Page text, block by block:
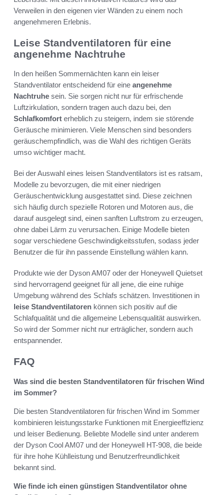
Verweilen in den eigenen vier Wänden zu einem noch
angenehmeren Erlebnis.
Leise Standventilatoren für eine
angenehme Nachtruhe
In den heißen Sommernächten kann ein leiser
Standventilator entscheidend für eine angenehme
Nachtruhe sein. Sie sorgen nicht nur für erfrischende
Luftzirkulation, sondern tragen auch dazu bei, den
Schlafkomfort erheblich zu steigern, indem sie störende
Geräusche minimieren. Viele Menschen sind besonders
geräuschempfindlich, was die Wahl des richtigen Geräts
umso wichtiger macht.
Bei der Auswahl eines leisen Standventilators ist es ratsam,
Modelle zu bevorzugen, die mit einer niedrigen
Geräuschentwicklung ausgestattet sind. Diese zeichnen
sich häufig durch spezielle Rotoren und Motoren aus, die
darauf ausgelegt sind, einen sanften Luftstrom zu erzeugen,
ohne dabei Lärm zu verursachen. Einige Modelle bieten
sogar verschiedene Geschwindigkeitsstufen, sodass jeder
Benutzer die für ihn passende Einstellung wählen kann.
Produkte wie der Dyson AM07 oder der Honeywell Quietset
sind hervorragend geeignet für all jene, die eine ruhige
Umgebung während des Schlafs schätzen. Investitionen in
leise Standventilatoren können sich positiv auf die
Schlafqualität und die allgemeine Lebensqualität auswirken.
So wird der Sommer nicht nur erträglicher, sondern auch
entspannender.
FAQ
Was sind die besten Standventilatoren für frischen Wind
im Sommer?
Die besten Standventilatoren für frischen Wind im Sommer
kombinieren leistungsstarke Funktionen mit Energieeffizienz
und leiser Bedienung. Beliebte Modelle sind unter anderem
der Dyson Cool AM07 und der Honeywell HT-908, die beide
für ihre hohe Kühlleistung und Benutzerfreundlichkeit
bekannt sind.
Wie finde ich einen günstigen Standventilator ohne